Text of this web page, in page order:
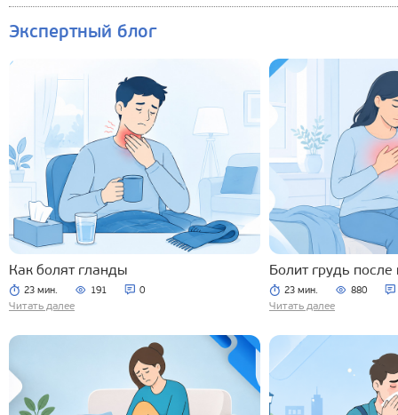
Экспертный блог
Как болят гланды
23 мин. 191 0
Читать далее
Болит грудь
23 мин. 880
Читать далее